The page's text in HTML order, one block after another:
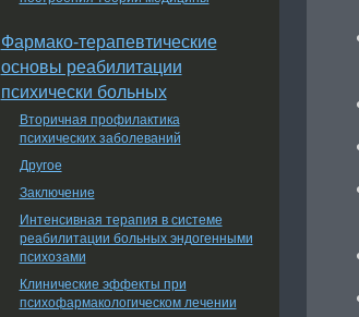
Фармако-терапевтические
основы реабилитации
психически больных
Вторичная профилактика
психических заболеваний
Другое
Заключение
Интенсивная терапия в системе
реабилитации больных эндогенными
психозами
Клинические эффекты при
психофармакологическом лечении